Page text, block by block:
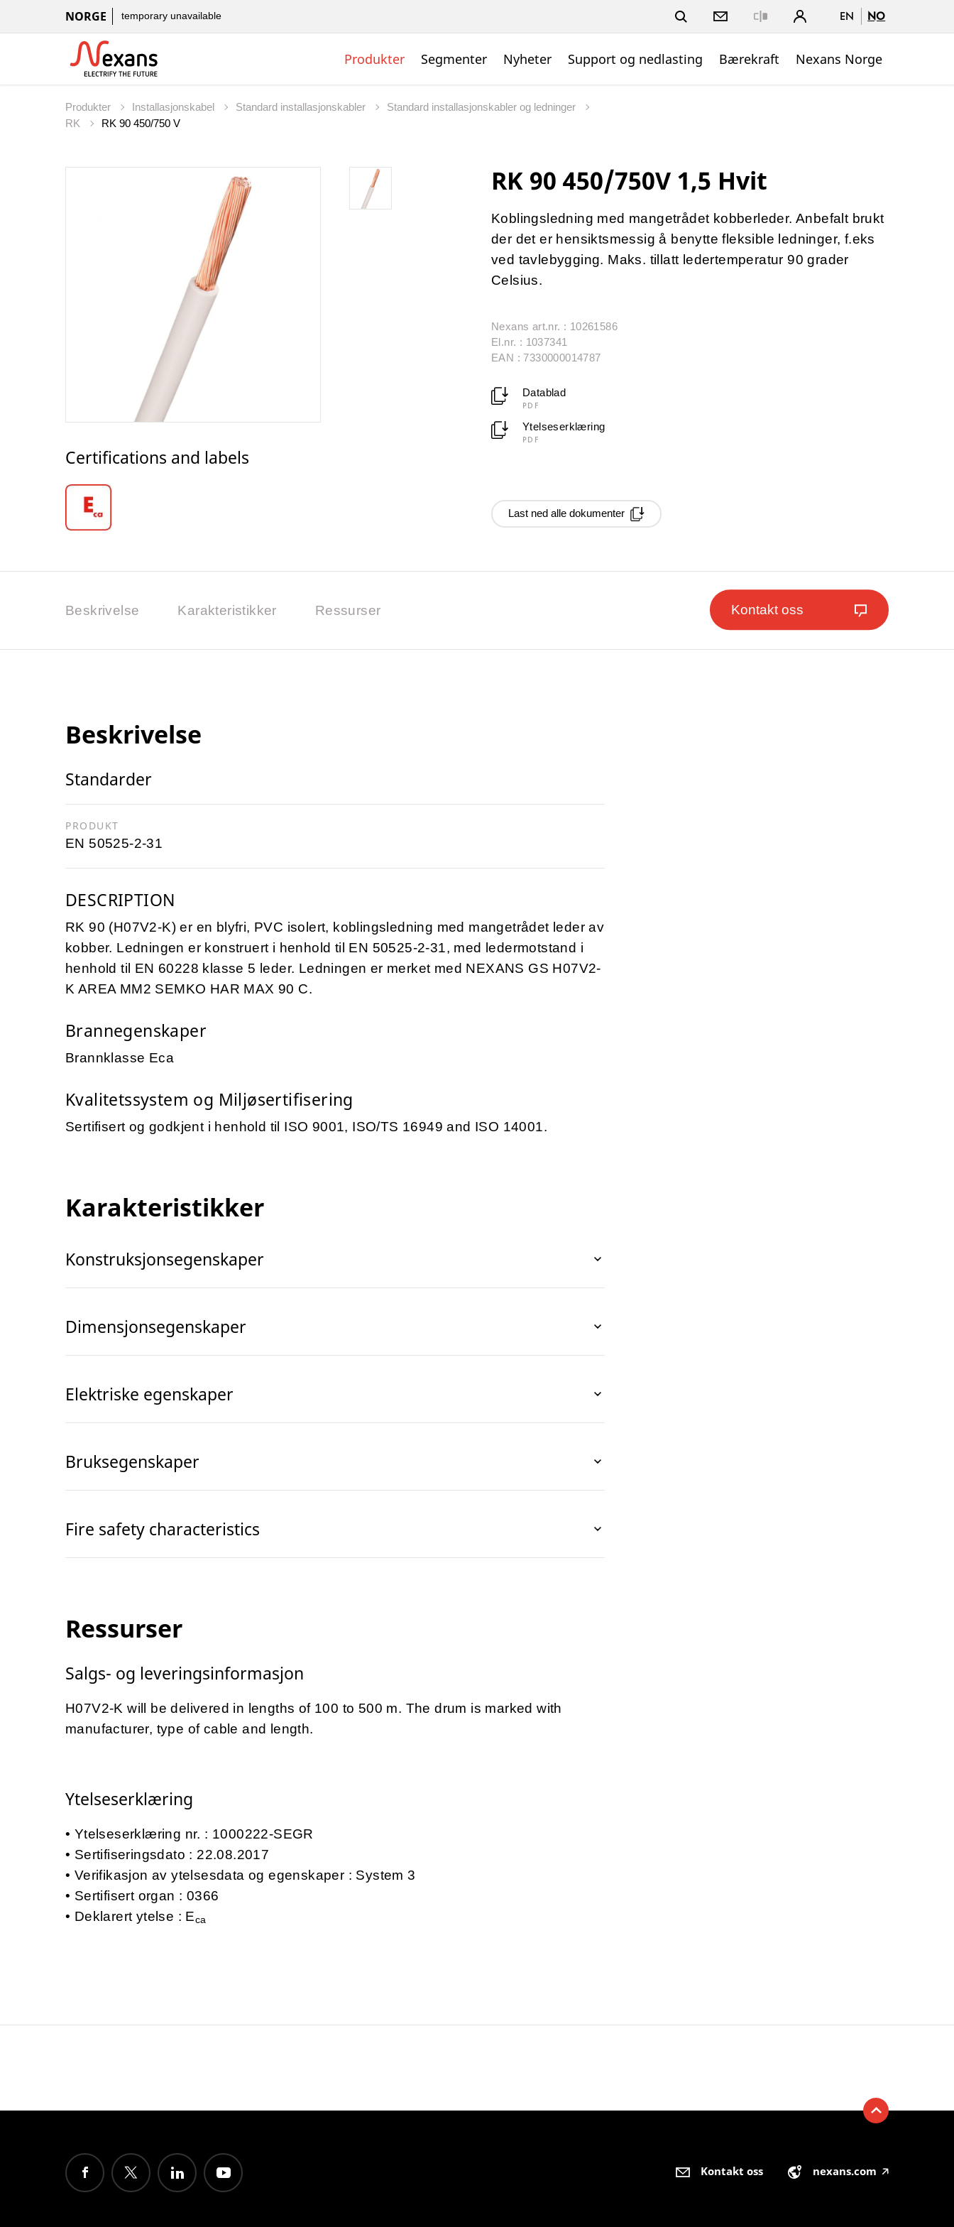
NORGE temporary unavailable EN NO
Produkter Segmenter Nyheter Support og nedlasting Bærekraft Nexans Norge
Produkter Installasjonskabel Standard installasjonskabler
Standard installasjonskabler og ledninger
RK
RK 90 450/750 V
Certifications and labels
RK 90 450/750V 1,5 Hvit
Koblingsledning med mangetrådet kobberleder. Anbefalt brukt
der det er hensiktsmessig å benytte fleksible ledninger, f.eks
ved tavlebygging. Maks. tillatt ledertemperatur 90 grader
Celsius.
Nexans art.nr. : 10261586
El.nr. : 1037341
EAN : 7330000014787
Datablad
PDF
Ytelseserklæring
PDF
Last ned alle dokumenter
Beskrivelse Karakteristikker Ressurser Kontakt oss
Beskrivelse
Standarder
PRODUKT
EN 50525-2-31
DESCRIPTION
RK 90 (H07V2-K) er en blyfri, PVC isolert, koblingsledning med mangetrådet leder av
kobber. Ledningen er konstruert i henhold til EN 50525-2-31, med ledermotstand i
henhold til EN 60228 klasse 5 leder. Ledningen er merket med NEXANS GS H07V2-
K AREA MM2 SEMKO HAR MAX 90 C.
Brannegenskaper
Brannklasse Eca
Kvalitetssystem og Miljøsertifisering
Sertifisert og godkjent i henhold til ISO 9001, ISO/TS 16949 and ISO 14001.
Karakteristikker
Konstruksjonsegenskaper
Dimensjonsegenskaper
Elektriske egenskaper
Bruksegenskaper
Fire safety characteristics
Ressurser
Salgs- og leveringsinformasjon
H07V2-K will be delivered in lengths of 100 to 500 m. The drum is marked with
manufacturer, type of cable and length.
Ytelseserklæring
Ytelseserklæring nr. : 1000222-SEGR
Sertifiseringsdato : 22.08.2017
Verifikasjon av ytelsesdata og egenskaper : System 3
Sertifisert organ : 0366
Deklarert ytelse : Eca
Kontakt oss nexans.com 🡥